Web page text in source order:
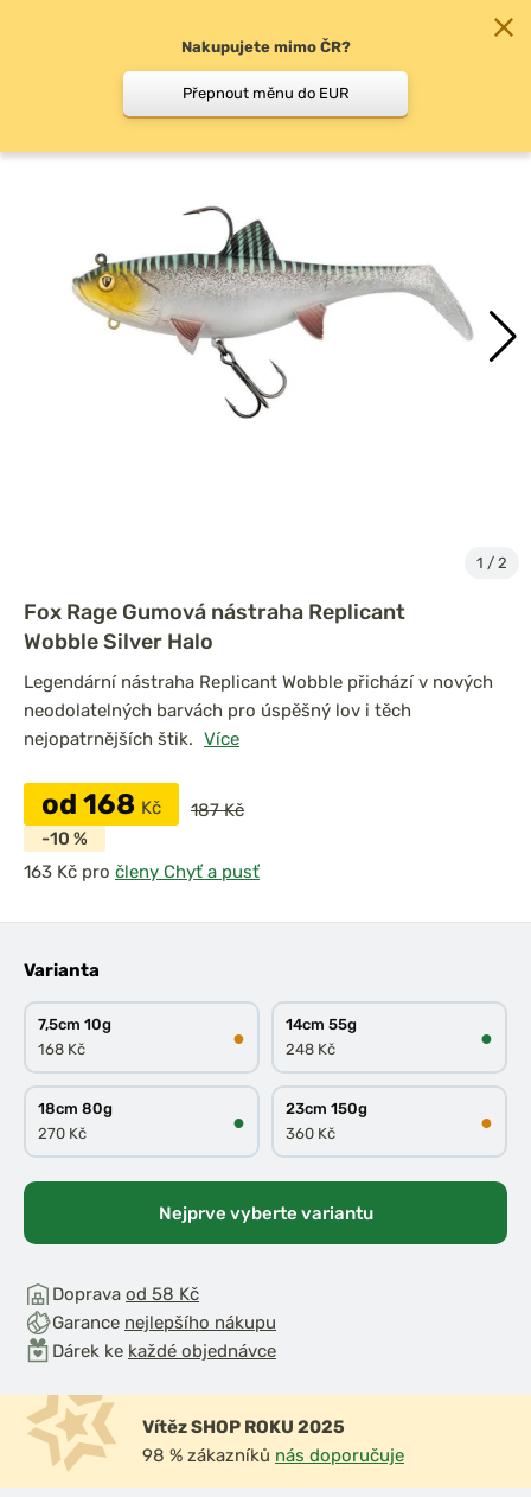
Specifické nástrahy
1 / 2
Fox Rage Gumová nástraha Replicant
Wobble Silver Halo
Legendární nástraha Replicant Wobble přichází v nových
neodolatelných barvách pro úspěšný lov i těch
nejopatrnějších štik. Více
od 168 Kč
187 Kč
-10 %
pro členy Chyť a pusť
Varianta
7,5cm 10g
168 Kč
●
14cm 55g
248 Kč
●
18cm 80g
270 Kč
●
23cm 150g
360 Kč
●
Nejprve vyberte variantu
Doprava od 58 Kč
Garance nejlepšího nákupu
Dárek ke každé objednávce
Vítěz SHOP ROKU 2025
98 % zákazníků nás doporučuje
Nakupujete mimo ČR?
Přepnout měnu do EUR